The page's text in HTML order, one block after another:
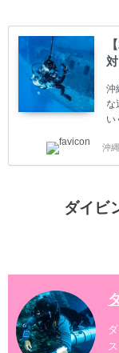
う
の
危
沖
な
い
グ
は
案
沖
ダイビ